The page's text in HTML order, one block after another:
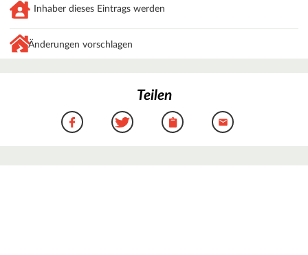
Inhaber dieses Eintrags werden
Änderungen vorschlagen
Teilen